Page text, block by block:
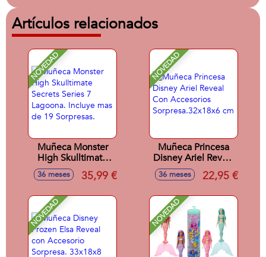
Artículos relacionados
NOVEDAD
Muñeca Monster
High Skulltimate
Secrets Series 7
Lagoona. Incluye
Sorpresas.
36 meses 35,99 €
NOVEDAD
Muñeca Princesa
Disney Ariel Reveal
Con Accesorios
Sorpresa.32x18x6
36 meses 22,95 €
NOVEDAD NOVEDAD